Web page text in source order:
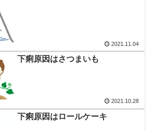
2021.11.04
下痢原因はさつまいも
2021.10.28
下痢原因はロールケーキ